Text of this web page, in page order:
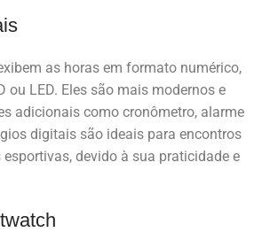
as horas em formato numérico,
ou LED. Eles são mais modernos e
adicionais como cronômetro, alarme
digitais são ideais para encontros
devido à sua praticidade e